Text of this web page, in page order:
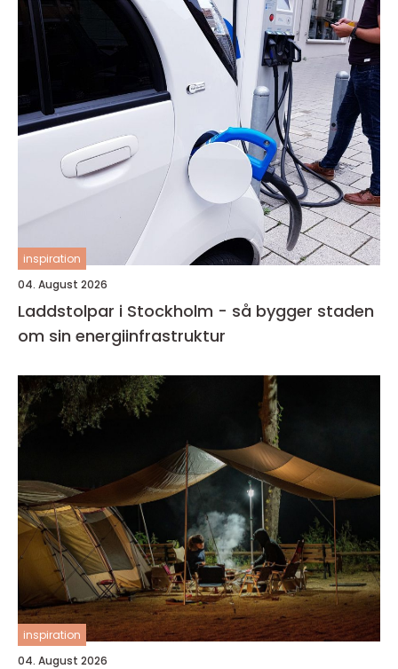
inspiration
04. August 2026
Laddstolpar i Stockholm - så bygger staden
om sin energiinfrastruktur
inspiration
04. August 2026